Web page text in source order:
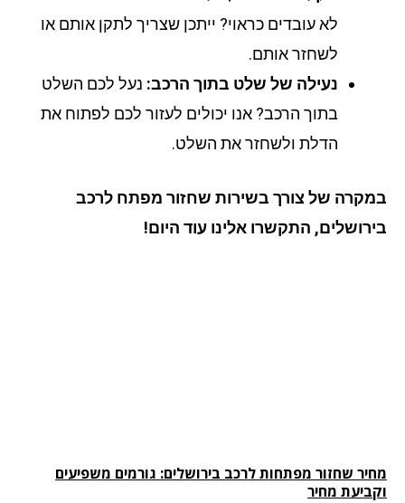
לא עובדים כראוי? ייתכן שצריך לתקן אותם או
לשחזר אותם.
נעילה של שלט בתוך הרכב:נעל לכם השלט
בתוך הרכב? אנו יכולים לעזור לכם לפתוח את
הדלת ולשחזר את השלט.
של צורך בשירות שחזור מפתח לרכב
התקשרו אלינו עוד היום!
שחזור מפתחות לרכב בירושלים: גורמים משפיעים
מחיר